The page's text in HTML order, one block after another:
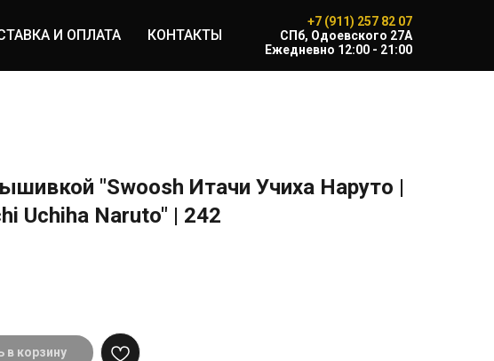
И ОПЛАТА КОНТАКТЫ
+7 (911) 257 82 07
CПб, Одоевского 27А
Ежедневно 12:00 - 21:00
"Swoosh Итачи Учиха Наруто |
Uchiha Naruto" | 242
в корзину